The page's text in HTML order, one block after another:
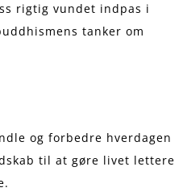
rigtig vundet indpas i
tanker om
og forbedre hverdagen
til at gøre livet lettere